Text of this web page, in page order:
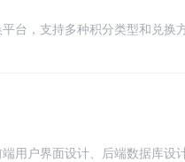
台，支持多种积分类型和兑换
块化设计，易于扩展和定制，
用户界面设计、后端数据库设